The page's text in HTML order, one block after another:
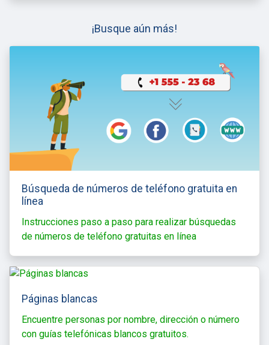
¡Busque aún más!
Búsqueda de números de teléfono gratuita en
línea
Instrucciones paso a paso para realizar búsquedas
de números de teléfono gratuitas en línea
Páginas blancas
Encuentre personas por nombre, dirección o número
con guías telefónicas blancos gratuitos.